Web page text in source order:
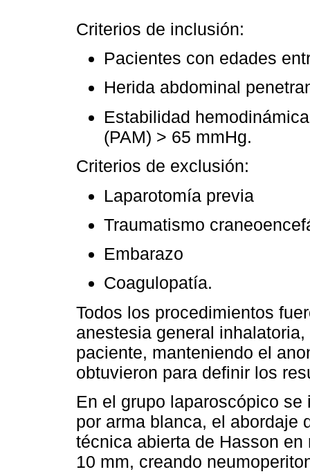
Criterios de inclusión:
Pacientes con edades
Herida abdominal
Estabilidad
(PAM) > 65 mmHg.
Criterios de exclusión:
Laparotomía previa
Traumatismo
Embarazo
Coagulopatía.
Todos los procedimientos
anestesia general
paciente, manteniendo el
obtuvieron para definir los
En el grupo laparoscópico
por arma blanca, el abordaje
técnica abierta de Hasson
10 mm, creando